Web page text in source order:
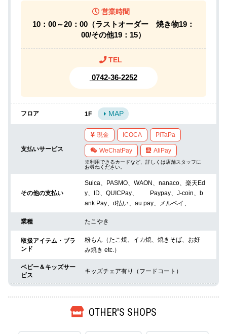
営業時間
10：00～20：00（ラストオーダー　焼き物19：
TEL
0742-36-2252
フロア 1F MAP
支払いサービス
現金 ICOCA PiTaPa
WeChatPay AliPay
※利用できるカードなど、詳しくは店舗スタッフに
お尋ねください。
その他の支払い
Suica、PASMO、WAON、nanaco、楽天Ed
y、ID、QUICPay、 Paypay、J-coin、b
ank Pay、d払い、au pay、メルペイ、
業種 たこやき
取扱アイテム・ブラ
ンド
粉もん（たこ焼、イカ焼、焼きそば、お好
み焼き etc.）
ベビー＆キッズサー
ビス
キッズチェア有り（フードコート）
OTHER'S SHOPS